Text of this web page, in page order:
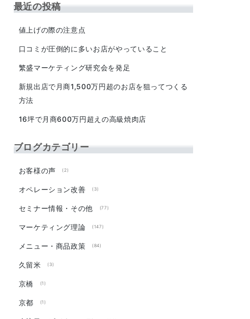
最近の投稿
値上げの際の注意点
口コミが圧倒的に多いお店がやっていること
繁盛マーケティング研究会を発足
新規出店で月商1,500万円超のお店を狙ってつくる
方法
16坪で月商600万円超えの高級焼肉店
ブログカテゴリー
お客様の声 (2)
オペレーション改善 (3)
セミナー情報・その他 (77)
マーケティング理論 (147)
メニュー・商品政策 (84)
久留米 (3)
京橋 (1)
京都 (1)